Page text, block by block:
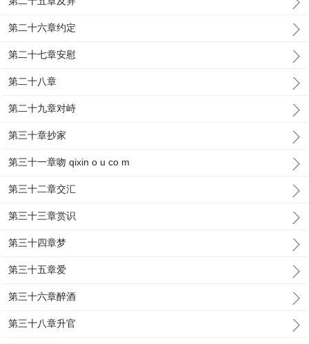
第二十六章约定
第二十七章安慰
第二十八章
第二十九章对峙
第三十章抄家
第三十一章吻 qixin o u co m
第三十二章交汇
第三十三章赏识
第三十四章梦
第三十五章爱
第三十六章醉酒
第三十八章升官